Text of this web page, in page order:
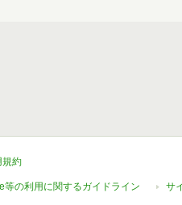
規約
等の利用に関するガイドライン サ